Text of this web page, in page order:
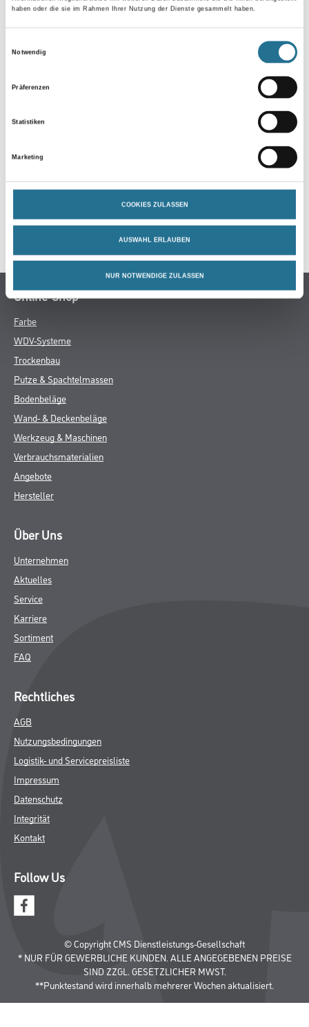
haben oder die sie im Rahmen Ihrer Nutzung der Dienste gesammelt haben.
Notwendig
Präferenzen
Statistiken
Marketing
COOKIES ZULASSEN
AUSWAHL ERLAUBEN
NUR NOTWENDIGE ZULASSEN
Verbrauch
ZUSATZINFOS
GEFAHRENHINWEISE
Online-Shop
Farbe
WDV-Systeme
Trockenbau
Putze & Spachtelmassen
Bodenbeläge
Wand- & Deckenbeläge
Werkzeug & Maschinen
Verbrauchsmaterialien
Angebote
Hersteller
Über Uns
Unternehmen
Aktuelles
Service
Karriere
Sortiment
FAQ
Rechtliches
AGB
Nutzungsbedingungen
Logistik- und Servicepreisliste
Impressum
Datenschutz
Integrität
Kontakt
Follow Us
© Copyright CMS Dienstleistungs-Gesellschaft
* NUR FÜR GEWERBLICHE KUNDEN. ALLE ANGEGEBENEN PREISE
SIND ZZGL. GESETZLICHER MWST.
**Punktestand wird innerhalb mehrerer Wochen aktualisiert.